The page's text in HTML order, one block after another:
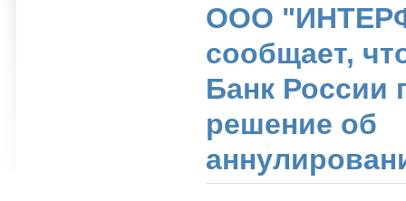
ООО
сообщает,
Банк России
решение об